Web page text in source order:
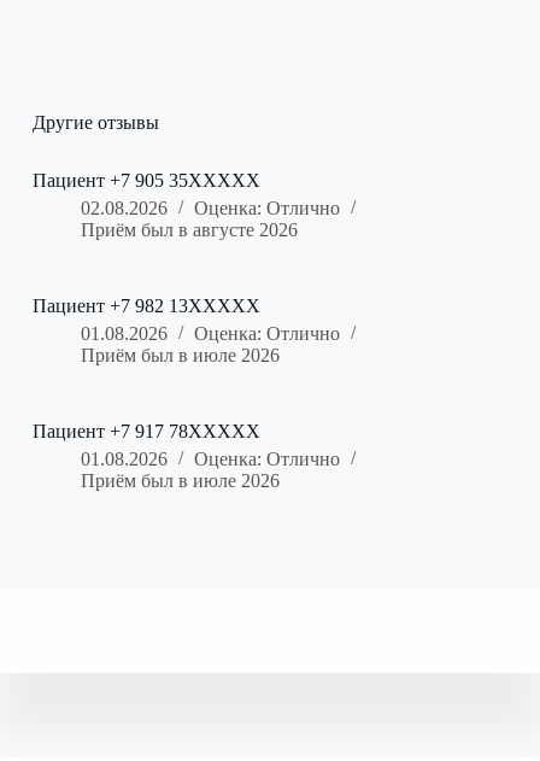
Другие отзывы
Пациент +7 905 35XXXXX
02.08.2026
Оценка: Отлично
Приём был в августе 2026
Пациент +7 982 13XXXXX
01.08.2026
Оценка: Отлично
Приём был в июле 2026
Пациент +7 917 78XXXXX
01.08.2026
Оценка: Отлично
Приём был в июле 2026